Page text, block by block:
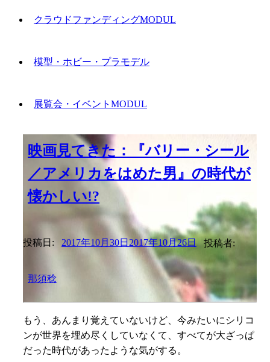
クラウドファンディングMODUL
模型・ホビー・プラモデル
展覧会・イベントMODUL
映画見てきた：『バリー・シール
／アメリカをはめた男』の時代が
懐かしい!?
投稿日: 2017年10月30日2017年10月26日 投稿者:
那須稔
もう、あんまり覚えていないけど、今みたいにシリコ
ンが世界を埋め尽くしていなくて、すべてが大ざっぱ
だった時代があったような気がする。